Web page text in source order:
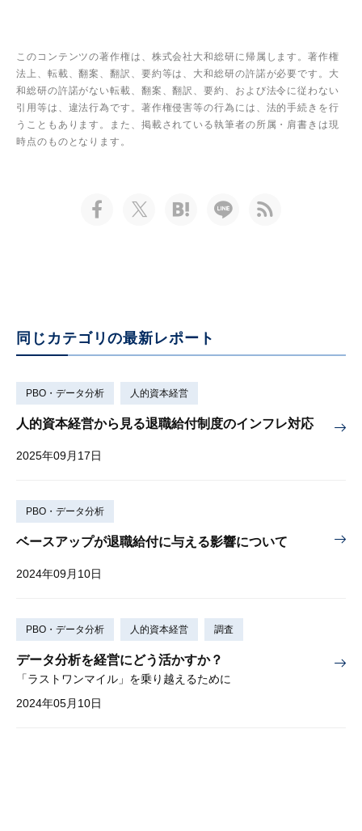
このコンテンツの著作権は、株式会社大和総研に帰属します。著作権
法上、転載、翻案、翻訳、要約等は、大和総研の許諾が必要です。大
和総研の許諾がない転載、翻案、翻訳、要約、および法令に従わない
引用等は、違法行為です。著作権侵害等の行為には、法的手続きを行
うこともあります。また、掲載されている執筆者の所属・肩書きは現
時点のものとなります。
同じカテゴリの最新レポート
PBO・データ分析 人的資本経営
人的資本経営から見る退職給付制度のインフレ対応
2025年09月17日
PBO・データ分析
ベースアップが退職給付に与える影響について
2024年09月10日
PBO・データ分析 人的資本経営 調査
データ分析を経営にどう活かすか？
「ラストワンマイル」を乗り越えるために
2024年05月10日